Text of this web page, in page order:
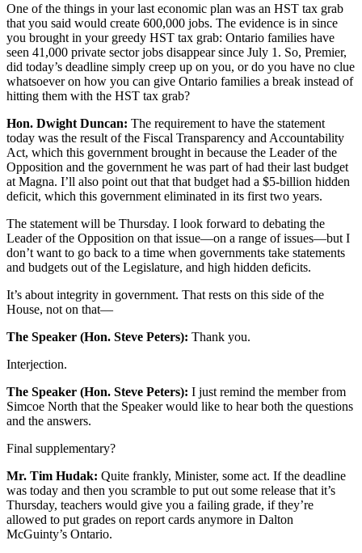
One of the things in your last economic plan was an HST tax grab
that you said would create 600,000 jobs. The evidence is in since
you brought in your greedy HST tax grab: Ontario families have
seen 41,000 private sector jobs disappear since July 1. So, Premier,
did today’s deadline simply creep up on you, or do you have no clue
whatsoever on how you can give Ontario families a break instead of
hitting them with the HST tax grab?
Hon. Dwight Duncan: The requirement to have the statement
today was the result of the Fiscal Transparency and Accountability
Act, which this government brought in because the Leader of the
Opposition and the government he was part of had their last budget
at Magna. I’ll also point out that that budget had a $5-billion hidden
deficit, which this government eliminated in its first two years.
The statement will be Thursday. I look forward to debating the
Leader of the Opposition on that issue—on a range of issues—but I
don’t want to go back to a time when governments take statements
and budgets out of the Legislature, and high hidden deficits.
It’s about integrity in government. That rests on this side of the
House, not on that—
The Speaker (Hon. Steve Peters): Thank you.
Interjection.
The Speaker (Hon. Steve Peters): I just remind the member from
Simcoe North that the Speaker would like to hear both the questions
and the answers.
Final supplementary?
Mr. Tim Hudak: Quite frankly, Minister, some act. If the deadline
was today and then you scramble to put out some release that it’s
Thursday, teachers would give you a failing grade, if they’re
allowed to put grades on report cards anymore in Dalton
McGuinty’s Ontario.